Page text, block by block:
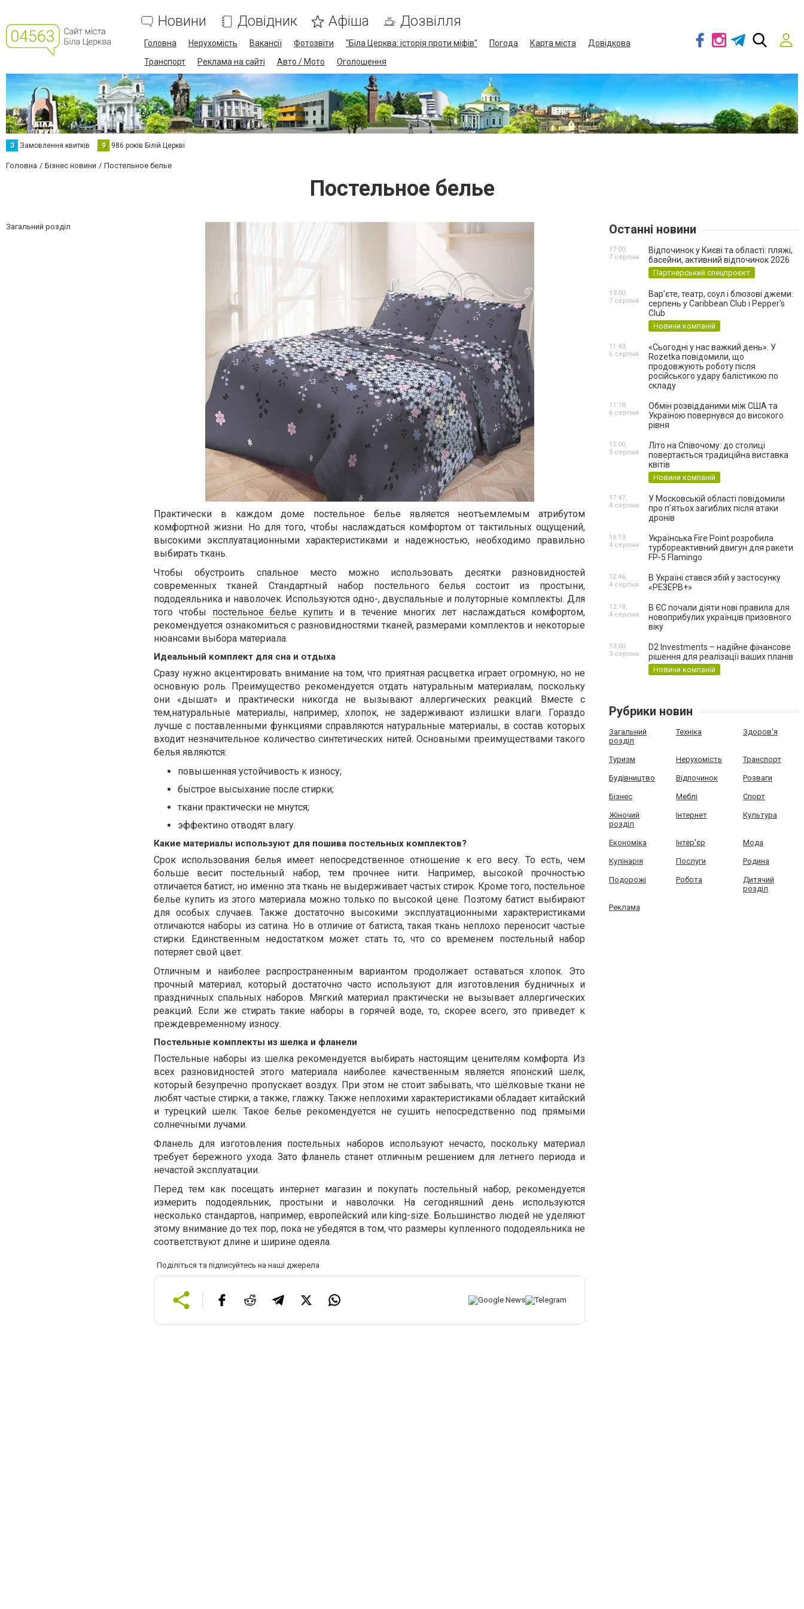
Новини Довідник Афіша Дозвілля
Головна Нерухомість Вакансії Фотозвіти "Біла Церква: історія проти міфів" Погода Карта міста
Довідкова
Транспорт
Реклама на сайті Авто / Мото Оголошення
З Замовлення квитків 9 986 років Білій Церкві
Головна Бізнес новини Постельное белье
Постельное белье
Загальний розділ
Практически в каждом доме постельное белье является неотъемлемым атрибутом
комфортной жизни. Но для того, чтобы наслаждаться комфортом от тактильных ощущений,
высокими эксплуатационными характеристиками и надежностью, необходимо правильно
выбирать ткань.
Чтобы обустроить спальное место можно использовать десятки разновидностей
современных тканей. Стандартный набор постельного белья состоит из простыни,
пододеяльника и наволочек. Используются одно-, двуспальные и полуторные комплекты. Для
того чтобы постельное белье купить и в течение многих лет наслаждаться комфортом,
рекомендуется ознакомиться с разновидностями тканей, размерами комплектов и некоторые
нюансами выбора материала.
Идеальный комплект для сна и отдыха
Сразу нужно акцентировать внимание на том, что приятная расцветка играет огромную, но не
основную роль. Преимущество рекомендуется отдать натуральным материалам, поскольку
они «дышат» и практически никогда не вызывают аллергических реакций. Вместе с
тем,натуральные материалы, например, хлопок, не задерживают излишки влаги. Гораздо
лучше с поставленными функциями справляются натуральные материалы, в состав которых
входит незначительное количество синтетических нитей. Основными преимуществами такого
белья являются:
повышенная устойчивость к износу;
быстрое высыхание после стирки;
ткани практически не мнутся;
эффектино отводят влагу.
Какие материалы используют для пошива постельных комплектов?
Срок использования белья имеет непосредственное отношение к его весу. То есть, чем
больше весит постельный набор, тем прочнее нити. Например, высокой прочностью
отличается батист, но именно эта ткань не выдерживает частых стирок. Кроме того, постельное
белье купить из этого материала можно только по высокой цене. Поэтому батист выбирают
для особых случаев. Также достаточно высокими эксплуатационными характеристиками
отличаются наборы из сатина. Но в отличие от батиста, такая ткань неплохо переносит частые
стирки. Единственным недостатком может стать то, что со временем постельный набор
потеряет свой цвет.
Отличным и наиболее распространенным вариантом продолжает оставаться хлопок. Это
прочный материал, который достаточно часто используют для изготовления будничных и
праздничных спальных наборов. Мягкий материал практически не вызывает аллергических
реакций. Если же стирать такие наборы в горячей воде, то, скорее всего, это приведет к
преждевременному износу.
Постельные комплекты из шелка и фланели
Постельные наборы из шелка рекомендуется выбирать настоящим ценителям комфорта. Из
всех разновидностей этого материала наиболее качественным является японский шелк,
который безупречно пропускает воздух. При этом не стоит забывать, что шёлковые ткани не
любят частые стирки, а также, глажку. Также неплохими характеристиками обладает китайский
и турецкий шелк. Такое белье рекомендуется не сушить непосредственно под прямыми
солнечными лучами.
Фланель для изготовления постельных наборов используют нечасто, поскольку материал
требует бережного ухода. Зато фланель станет отличным решением для летнего периода и
нечастой эксплуатации.
Перед тем как посещать интернет магазин и покупать постельный набор, рекомендуется
измерить пододеяльник, простыни и наволочки. На сегодняшний день используются
несколько стандартов, например, европейский или king-size. Большинство людей не уделяют
этому внимание до тех пор, пока не убедятся в том, что размеры купленного пододеяльника не
соответствуют длине и ширине одеяла.
Поділіться та підписуйтесь на наші джерела
Останні новини
Відпочинок у Києві та області: пляжі,
басейни, активний відпочинок 2026
Партнерський спецпроєкт
17:00,
7 серпня
Вар’єте, театр, соул і блюзові джеми:
серпень у Caribbean Club і Pepper's
Club
Новини компаній
13:00,
7 серпня
«Сьогодні у нас важкий день». У
Rozetka повідомили, що
продовжують роботу після
російського удару балістикою по
складу
11:43,
6 серпня
Обмін розвідданими між США та
Україною повернувся до високого
рівня
11:18,
6 серпня
Літо на Співочому: до столиці
повертається традиційна виставка
квітів
Новини компаній
15:00,
5 серпня
У Московській області повідомили
про п’ятьох загиблих після атаки
дронів
17:47,
4 серпня
Українська Fire Point розробила
турбореактивний двигун для ракети
FP-5 Flamingo
16:13,
4 серпня
В Україні стався збій у застосунку
«РЕЗЕРВ+»
12:46,
4 серпня
В ЄС почали діяти нові правила для
новоприбулих українців призовного
віку
12:18,
4 серпня
D2 Investments – надійне фінансове
рішення для реалізації ваших планів
Новини компаній
13:00,
3 серпня
Рубрики новин
Загальний
розділ
Техніка Здоров'я
Туризм Нерухомість Транспорт
Будівництво Відпочинок Розваги
Бізнес Меблі Спорт
Жіночий
розділ
Інтернет Культура
Економіка Інтер'єр Мода
Кулінарія Послуги Родина
Подорожі Робота
Дитячий
розділ
Реклама